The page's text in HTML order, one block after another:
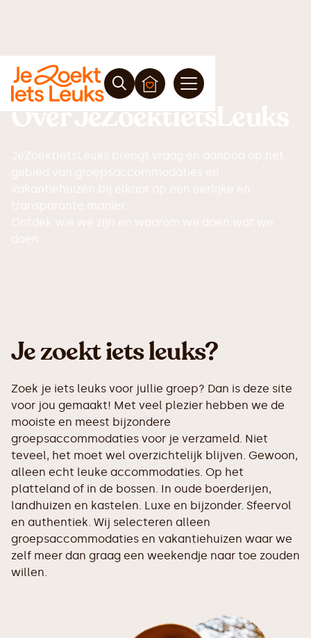
Over JeZoektIetsLeuks
Je zoekt iets leuks?
Zoek je iets leuks voor jullie groep? Dan is deze site
voor jou gemaakt! Met veel plezier hebben we de
mooiste en meest bijzondere
groepsaccommodaties voor je verzameld. Niet
teveel, het moet wel overzichtelijk blijven. Gewoon,
alleen echt leuke accommodaties. Op het
platteland of in de bossen. In oude boerderijen,
landhuizen en kastelen. Luxe en bijzonder. Sfeervol
en authentiek. Wij selecteren alleen
groepsaccommodaties en vakantiehuizen waar we
zelf meer dan graag een weekendje naar toe zouden
willen.